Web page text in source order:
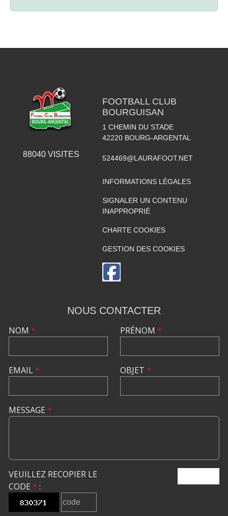
88040VISITES
FOOTBALL CLUB
BOURGUISAN
1 CHEMIN DU STADE
42220 BOURG-ARGENTAL
524469@LAURAFOOT.NET
INFORMATIONS LÉGALES
SIGNALER UN CONTENU
INAPPROPRIÉ
CHARTE COOKIES
GESTION DES COOKIES
NOUS CONTACTER
NOM *
EMAIL*
PRÉNOM *
OBJET *
MESSAGE *
VEUILLEZ RECOPIER LE
CODE * :